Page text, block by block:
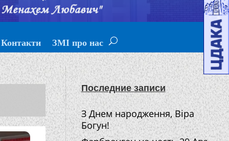
Контакти ЗМІ про нас
Последние записи
З Днем народження, Віра
Богун!